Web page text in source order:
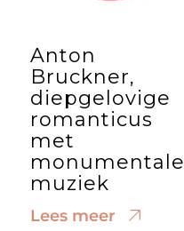
Anton
Bruckner,
diepgelovige
romanticus
met
monumentale
muziek
Lees meer